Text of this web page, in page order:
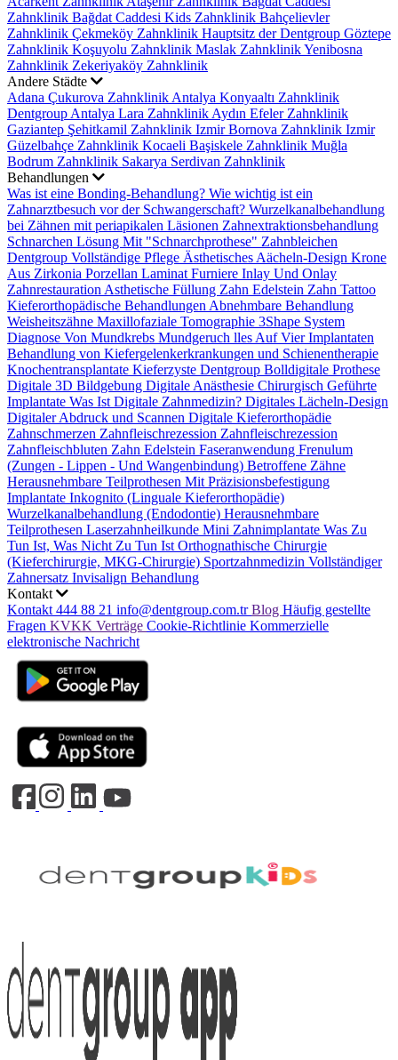
Zahnklinik Bağdat Caddesi Kids Zahnklinik Bahçelievler
Zahnklinik Çekmeköy Zahnklinik Hauptsitz der Dentgroup Göztepe
Zahnklinik Koşuyolu Zahnklinik Maslak ZahnklinikYenibosna
Zahnklinik Zekeriyaköy Zahnklinik
Andere Städte
Adana Çukurova ZahnklinikAntalya Konyaaltı Zahnklinik
Dentgroup Antalya Lara ZahnklinikAydın Efeler Zahnklinik
Gaziantep Şehitkamil Zahnklinik Izmir Bornova Zahnklinik Izmir
Güzelbahçe Zahnklinik Kocaeli Başiskele Zahnklinik Muğla
Bodrum Zahnklinik Sakarya Serdivan Zahnklinik
Behandlungen
Was ist eine Bonding-Behandlung? Wie wichtig ist ein
Zahnarztbesuch vor der Schwangerschaft? Wurzelkanalbehandlung
bei Zähnen mit periapikalen Läsionen Zahnextraktionsbehandlung
Schnarchen Lösung Mit "Schnarchprothese" Zahnbleichen
Dentgroup Vollständige Pflege Ästhetisches Aächeln-Design Krone
Aus Zirkonia Porzellan Laminat Furniere Inlay Und Onlay
ZahnrestaurationAsthetische Füllung Zahn Edelstein Zahn Tattoo
Kieferorthopädische BehandlungenAbnehmbare Behandlung
Weisheitszähne Maxillofaziale Tomographie 3Shape System
Diagnose Von Mundkrebs Mundgeruch lles Auf Vier Implantaten
Behandlung von Kiefergelenkerkrankungen und Schienentherapie
Knochentransplantate Kieferzyste Dentgroup Bolldigitale Prothese
Digitale 3D Bildgebung Digitale Anästhesie Chirurgisch Geführte
Implantate Was Ist Digitale Zahnmedizin? Digitales Lächeln-Design
Digitaler Abdruck und Scannen Digitale Kieferorthopädie
Zahnschmerzen Zahnfleischrezession Zahnfleischrezession
Zahnfleischbluten Zahn Edelstein Faseranwendung Frenulum
(Zungen - Lippen - Und Wangenbindung) Betroffene Zähne
Herausnehmbare Teilprothesen Mit Präzisionsbefestigung
Implantate Inkognito (Linguale Kieferorthopädie)
Wurzelkanalbehandlung (Endodontie) Herausnehmbare
Teilprothesen Laserzahnheilkunde Mini Zahnimplantate Was Zu
Tun Ist, Was Nicht Zu Tun IstOrthognathische Chirurgie
(Kieferchirurgie, MKG-Chirurgie) Sportzahnmedizin Vollständiger
Zahnersatz Invisalign Behandlung
Kontakt
Kontakt444 88 21 info@dentgroup.com.tr Blog Häufig gestellte
Fragen KVKK Verträge Cookie-Richtlinie Kommerzielle
elektronische Nachricht